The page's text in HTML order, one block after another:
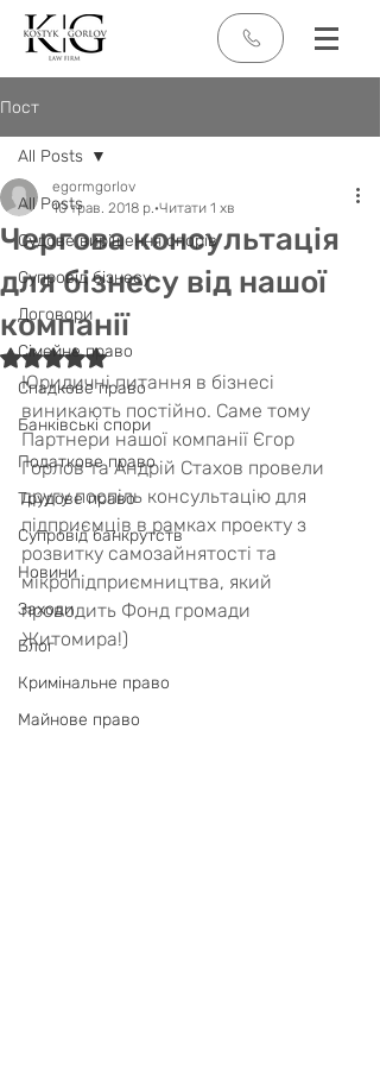
Пост
All Posts
Судове вирішення спорів
Супровід бізнесу
Договори
Сімейне право
Спадкове право
Банківські спори
Податкове право
Трудове право
Супровід банкрутств
Новини
Заходи
Блог
Кримінальне право
Майнове право
All Posts
Чергова консультація
для бізнесу від нашої
компанії
egormgorlov
10 трав. 2018 р. Читати 1 хв
Оцінка: NaN з 5 зірок.
Юридичні питання в бізнесі
виникають постійно. Саме тому
Партнери нашої компанії Єгор
Горлов та Андрій Стахов провели
другу поспіль консультацію для
підприємців в рамках проекту з
розвитку самозайнятості та
мікропідприємництва, який
проводить Фонд громади
Житомира!)